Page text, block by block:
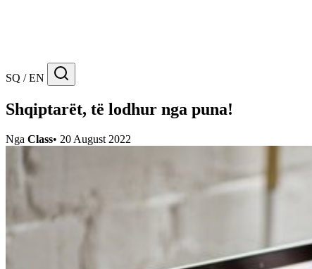
SQ / EN
Shqiptarët, të lodhur nga puna!
Nga Class• 20 August 2022